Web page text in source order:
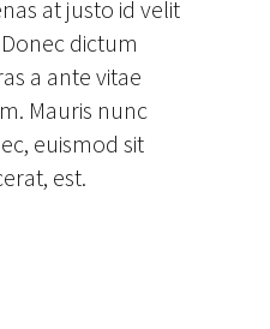
at justo id velit
dictum
a ante vitae
Mauris nunc
euismod sit
est.